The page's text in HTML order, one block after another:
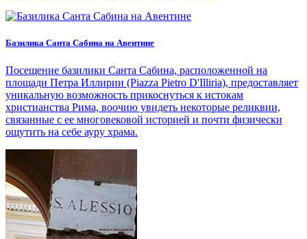
Базилика Санта Сабина на Авентине
Посещение базилики Санта Сабина, расположенной на
площади Петра Иллирии (Piazza Pietro D'Illiria), предоставляет
уникальную возможность прикоснуться к истокам
христианства Рима, воочию увидеть некоторые реликвии,
связанные с ее многовековой историей и почти физически
ощутить на себе ауру храма.